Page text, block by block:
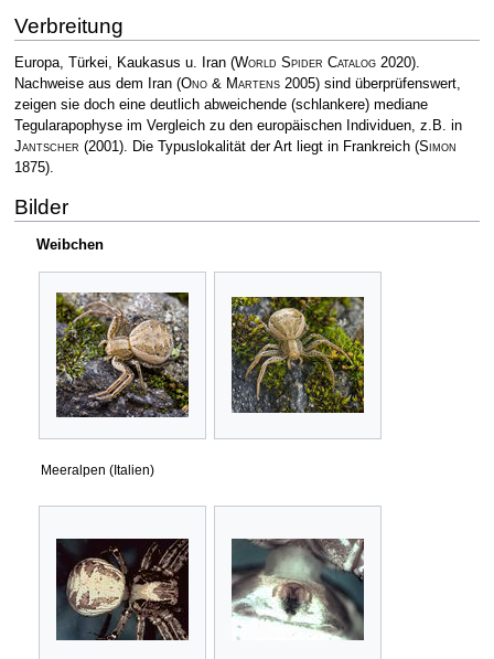
Verbreitung
Europa, Türkei, Kaukasus u. Iran (World Spider Catalog2020).
Nachweise aus dem Iran (Ono & Martens2005)sind überprüfenswert,
zeigen sie doch eine deutlich abweichende (schlankere) mediane
Tegularapophyse im Vergleich zu den europäischen Individuen, z.B. in
Jantscher (2001). Die Typuslokalität der Art liegt in Frankreich (Simon
1875).
Bilder
Weibchen
Meeralpen (Italien)